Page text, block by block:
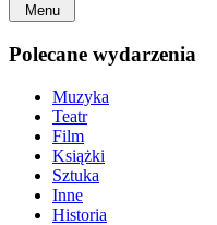
Menu
Polecane wydarzenia
Muzyka
Teatr
Film
Książki
Sztuka
Inne
Historia